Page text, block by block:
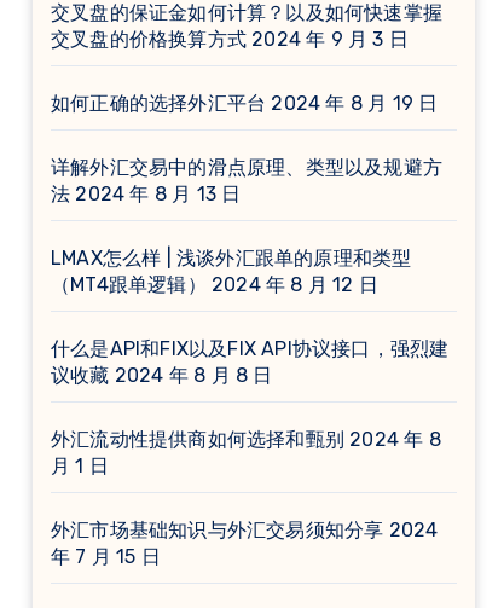
交叉盘的保证金如何计算？以及如何快速掌握
交叉盘的价格换算方式 2024 年 9 月 3 日
如何正确的选择外汇平台 2024 年 8 月 19 日
详解外汇交易中的滑点原理、类型以及规避方
法 2024 年 8 月 13 日
LMAX怎么样 | 浅谈外汇跟单的原理和类型
（MT4跟单逻辑）
2024 年 8 月 12 日
什么是API和FIX以及FIX API协议接口，强烈建
议收藏 2024 年 8 月 8 日
外汇流动性提供商如何选择和甄别 2024 年 8
月 1 日
外汇市场基础知识与外汇交易须知分享 2024
年 7 月 15 日